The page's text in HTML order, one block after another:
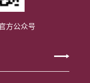
方公众号